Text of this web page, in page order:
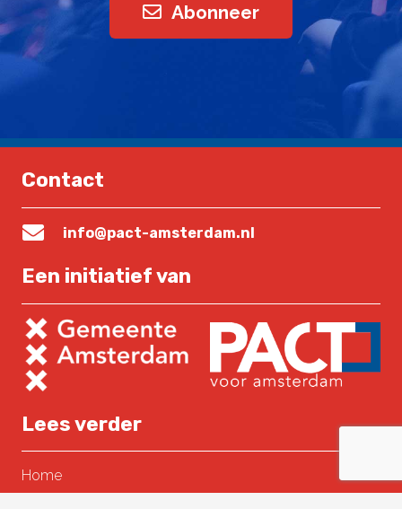
Abonneer
Contact
info@pact-amsterdam.nl
Een initiatief van
Lees verder
Home